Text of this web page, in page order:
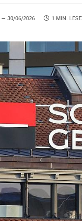
30/06/2026 1 MIN.